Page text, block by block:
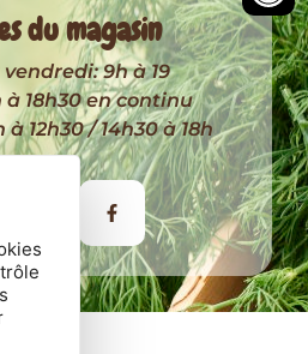
du magasin
9h à 19
à 18h30 en continu
12h30 / 14h30 à 18h